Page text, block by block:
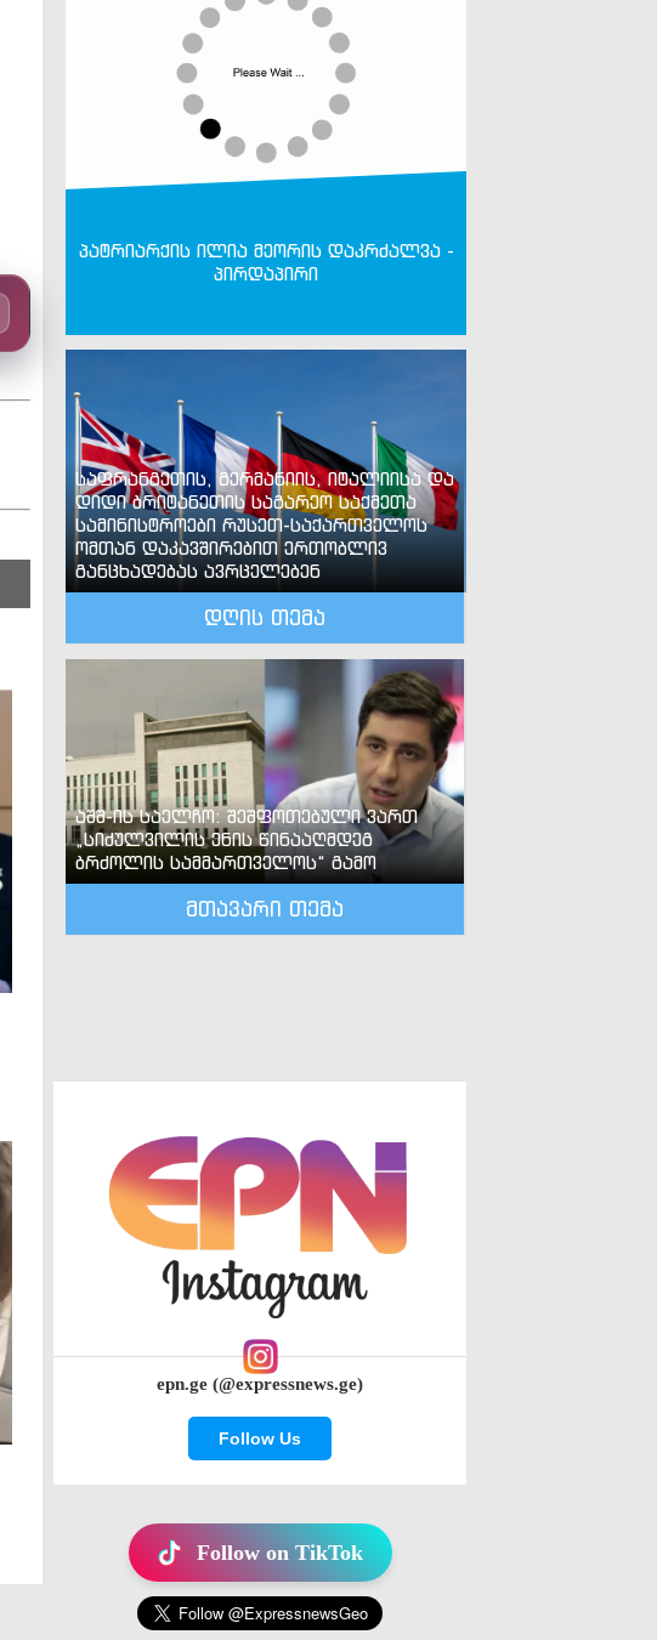
პატრიარქის ილია მეორის დაკრძალვა -
პირდაპირი
საფრანგეთის, გერმანიის, იტალიისა და
დიდი ბრიტანეთის საგარეო საქმეთა
სამინისტროები რუსეთ-საქართველოს
ომთან დაკავშირებით ერთობლივ
განცხადებას ავრცელებენ
დღის თემა
აშშ-ის საელჩო: შეშფოთებული ვართ
„სიძულვილის ენის წინააღმდეგ
ბრძოლის სამმართველოს“ გამო
მთავარი თემა
epn.ge (@expressnews.ge)
Follow Us
Follow on TikTok